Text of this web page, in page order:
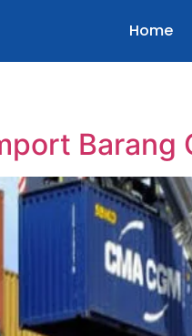
Home
Barang